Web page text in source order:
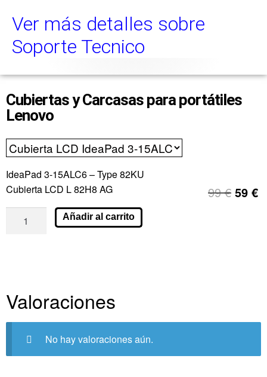
Ver más detalles sobre
Soporte Tecnico
Cubiertas y Carcasas para portátiles
Lenovo
IdeaPad 3-15ALC6 – Type 82KU
Cubierta LCD L 82H8 AG
99€ 59 €
Añadir al carrito
Valoraciones
No hay valoraciones aún.